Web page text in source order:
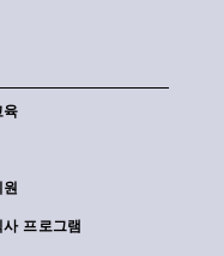
육
원
사 프로그램